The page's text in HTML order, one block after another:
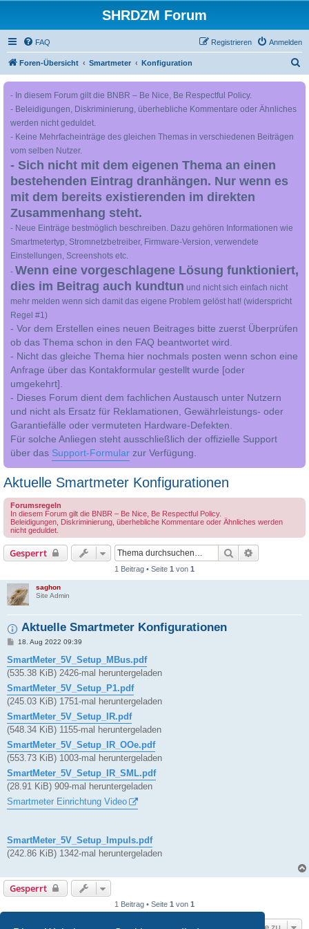
SHRDZM Forum
FAQ Anmelden
Registrieren
Foren-Übersicht Smartmeter Konfiguration
- In diesem Forum gilt die BNBR – Be Nice, Be Respectful Policy.
- Beleidigungen, Diskriminierung, überhebliche Kommentare oder Ähnliches
werden nicht geduldet.
- Keine Mehrfacheinträge des gleichen Themas in verschiedenen Beiträgen
vom selben Nutzer.
- Sich nicht mit dem eigenen Thema an einen
bestehenden Eintrag dranhängen. Nur wenn es
mit dem bereits existierenden im direkten
Zusammenhang steht.
- Neue Einträge bestmöglich beschreiben. Dazu gehören Informationen wie
Smartmetertyp, Stromnetzbetreiber, Firmware-Version, verwendete
Einstellungen, Screenshots etc.
- Wenn eine vorgeschlagene Lösung funktioniert,
dies im Beitrag auch kundtun und nicht sich einfach nicht
mehr melden wenn sich damit das eigene Problem gelöst hat! (widerspricht
Regel #1)
- Vor dem Erstellen eines neuen Beitrages bitte zuerst Überprüfen
ob das Thema schon in den FAQ beantwortet wird.
- Nicht das gleiche Thema hier nochmals posten wenn schon eine
Anfrage über das Kontakformular gestellt wurde [oder
umgekehrt].
- Dieses Forum dient dem fachlichen Austausch unter Nutzern
und nicht als Ersatz für Reklamationen, Gewährleistungs- oder
Garantiefälle oder vermuteten Hardware-Defekten.
Für solche Anliegen steht ausschließlich der offizielle Support
über das Support-Formular zur Verfügung.
Aktuelle Smartmeter Konfigurationen
Forumsregeln
In diesem Forum gilt die BNBR – Be Nice, Be Respectful Policy.
Beleidigungen, Diskriminierung, überhebliche Kommentare oder Ähnliches werden
nicht geduldet.
Gesperrt Suche
1 Beitrag • Seite 1 von 1
saghon
Site Admin
Aktuelle Smartmeter Konfigurationen
B
i
t
r
g
18. Aug 2022 09:39
SmartMeter_5V_Setup_MBus.pdf
(535.38 KiB) 2426-mal heruntergeladen
SmartMeter_5V_Setup_P1.pdf
(245.03 KiB) 1751-mal heruntergeladen
SmartMeter_5V_Setup_IR.pdf
(548.34 KiB) 1155-mal heruntergeladen
SmartMeter_5V_Setup_IR_OOe.pdf
(553.73 KiB) 1003-mal heruntergeladen
SmartMeter_5V_Setup_IR_SML.pdf
(28.91 KiB) 909-mal heruntergeladen
Smartmeter Einrichtung Video
SmartMeter_5V_Setup_Impuls.pdf
(242.86 KiB) 1342-mal heruntergeladen
Gesperrt
1 Beitrag • Seite 1 von 1